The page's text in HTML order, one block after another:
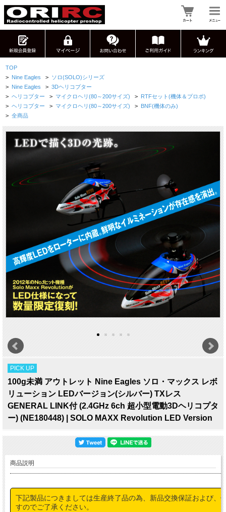
TOP
> Nine Eagles > ソロ(SOLO)シリーズ
> Nine Eagles > 3Dヘリコプター
> ヘリコプター > マイクロヘリ(80～200サイズ) > RTFセット(機体＆プロポ)
> ヘリコプター > マイクロヘリ(80～200サイズ) > BNF(機体のみ)
> 全商品
PICK UP
100g未満 アウトレット Nine Eagles ソロ・マックス レボ
リューション LEDバージョン(シルバー) TXレス
GENERAL LINK付 (2.4GHz 6ch 超小型電動3Dヘリコプタ
ー) (NE180448) | SOLO MAXX Revolution LED Version
商品説明
下記製品につきましては生産終了品の為、新品交換保証および、
すのでご了承ください。